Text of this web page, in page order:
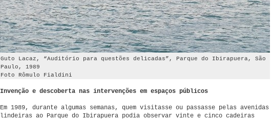
Guto Lacaz, “Auditório para questões delicadas”, Parque do Ibirapuera, São
Paulo, 1989
Foto Rômulo Fialdini
Invenção e descoberta nas intervenções em espaços públicos
Em 1989, durante algumas semanas, quem visitasse ou passasse pelas avenidas
lindeiras ao Parque do Ibirapuera podia observar vinte e cinco cadeiras